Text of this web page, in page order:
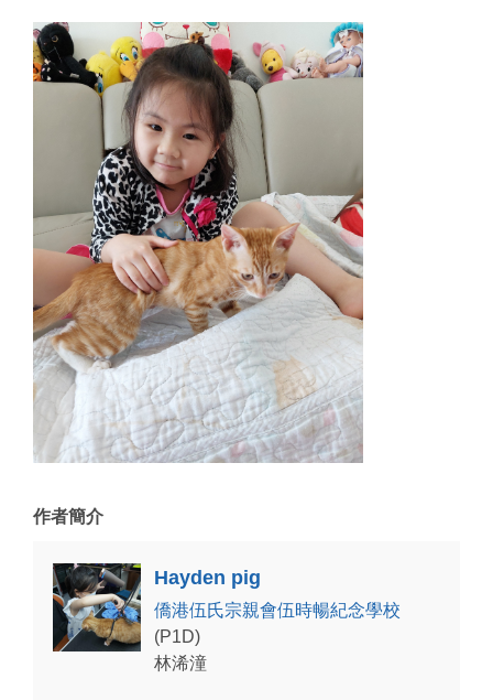
作者簡介
Hayden pig
僑港伍氏宗親會伍時暢紀念學校
(P1D)
林浠潼